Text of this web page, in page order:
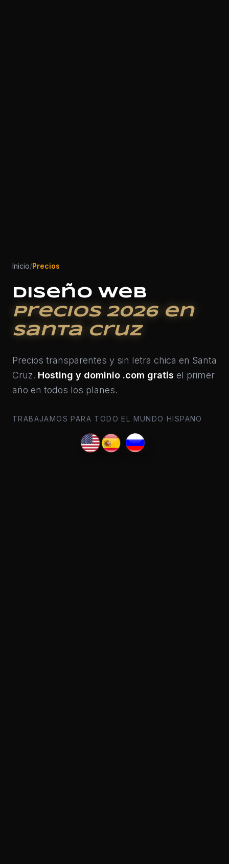
Inicio/Precios
Diseño Web
Precios 2026 en
Santa Cruz
Precios transparentes y sin letra chica en Santa
Cruz. Hosting y dominio .com gratis el primer
año en todos los planes.
TRABAJAMOS PARA TODO EL MUNDO HISPANO